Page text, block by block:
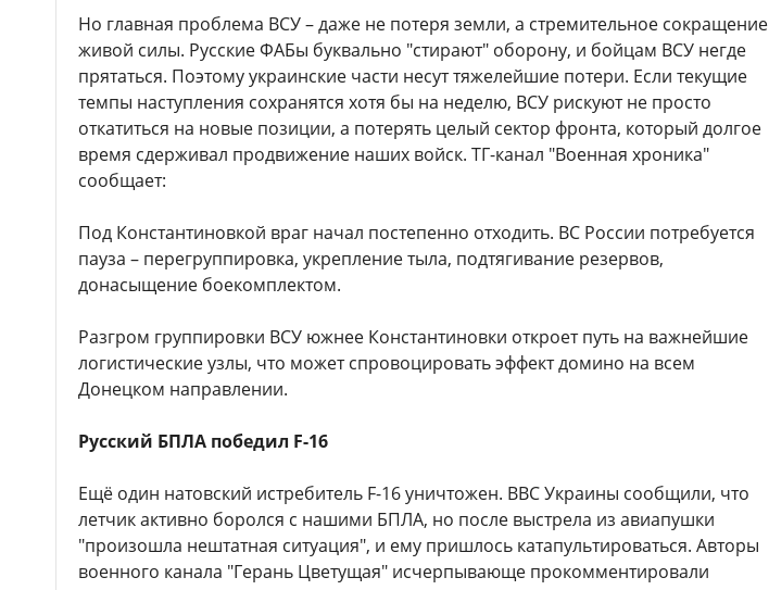
Но главная проблема ВСУ – даже не потеря земли, а стремительное сокращение
живой силы. Русские ФАБы буквально "стирают" оборону, и бойцам ВСУ негде
прятаться. Поэтому украинские части несут тяжелейшие потери. Если текущие
темпы наступления сохранятся хотя бы на неделю, ВСУ рискуют не просто
откатиться на новые позиции, а потерять целый сектор фронта, который долгое
время сдерживал продвижение наших войск. ТГ-канал "Военная хроника"
сообщает:
Под Константиновкой враг начал постепенно отходить. ВС России потребуется
пауза – перегруппировка, укрепление тыла, подтягивание резервов,
донасыщение боекомплектом.
Разгром группировки ВСУ южнее Константиновки откроет путь на важнейшие
логистические узлы, что может спровоцировать эффект домино на всем
Донецком направлении.
Русский БПЛА победил F-16
Ещё один натовский истребитель F-16 уничтожен. ВВС Украины сообщили, что
летчик активно боролся с нашими БПЛА, но после выстрела из авиапушки
"произошла нештатная ситуация", и ему пришлось катапультироваться. Авторы
военного канала "Герань Цветущая" исчерпывающе прокомментировали